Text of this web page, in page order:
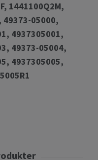
1441100Q2M,
49373-05000,
4937305001,
49373-05004,
4937305005,